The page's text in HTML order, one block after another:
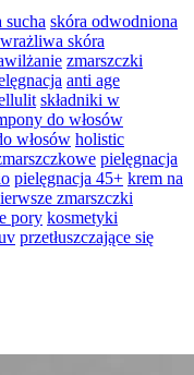
sucha skóra odwodniona
wrażliwa skóra
zmarszczki
anti age
składniki w
do włosów
włosów holistic
pielęgnacja
pielęgnacja 45+ krem na
zmarszczki
pory kosmetyki
przetłuszczające się